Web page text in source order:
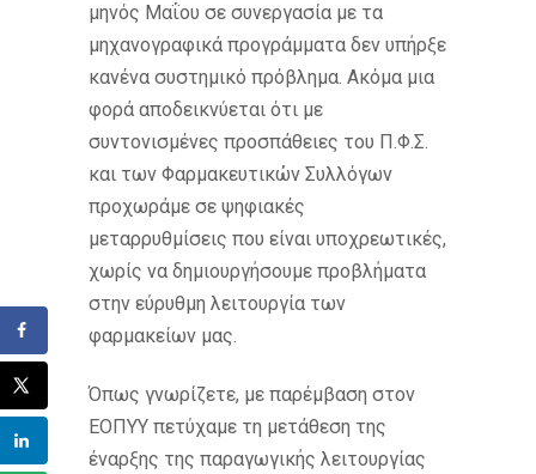
μηνός Μαΐου σε συνεργασία με τα
μηχανογραφικά προγράμματα δεν υπήρξε
κανένα συστημικό πρόβλημα. Ακόμα μια
φορά αποδεικνύεται ότι με
συντονισμένες προσπάθειες του Π.Φ.Σ.
και των Φαρμακευτικών Συλλόγων
προχωράμε σε ψηφιακές
μεταρρυθμίσεις που είναι υποχρεωτικές,
χωρίς να δημιουργήσουμε προβλήματα
στην εύρυθμη λειτουργία των
φαρμακείων μας.
Όπως γνωρίζετε, με παρέμβαση στον
ΕΟΠΥΥ πετύχαμε τη μετάθεση της
έναρξης της παραγωγικής λειτουργίας